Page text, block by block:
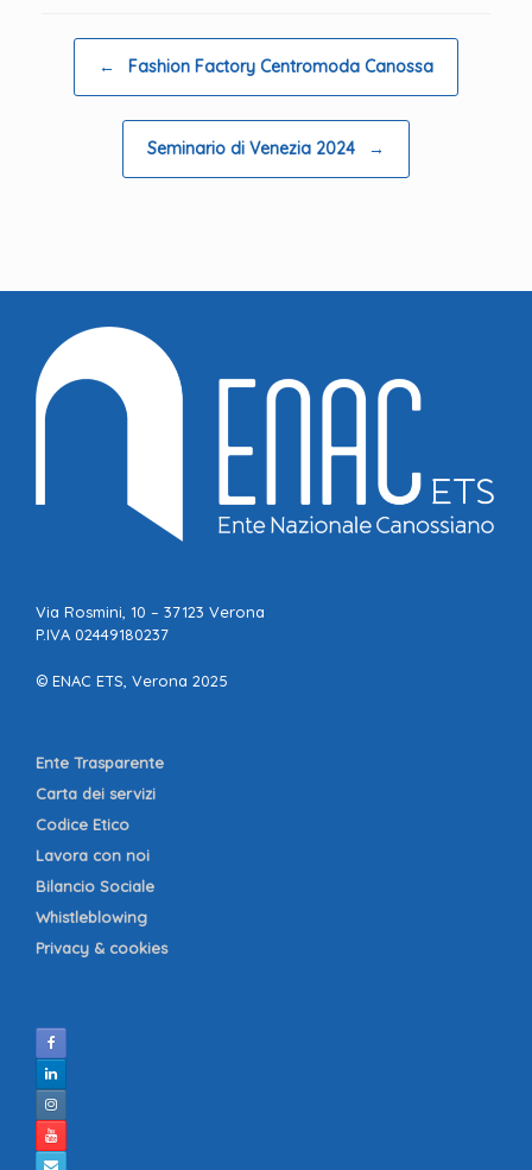
← Fashion Factory Centromoda Canossa
Seminario di Venezia 2024 →
Via Rosmini, 10 – 37123 Verona
P.IVA 02449180237
© ENAC ETS, Verona 2025
Ente Trasparente
Carta dei servizi
Codice Etico
Lavora con noi
Bilancio Sociale
Whistleblowing
Privacy & cookies